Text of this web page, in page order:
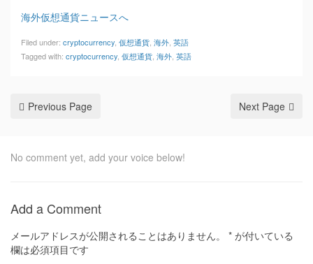
海外仮想通貨ニュースへ
Filed under: cryptocurrency 仮想通貨 海外 英語
Tagged with: cryptocurrency 仮想通貨 海外 英語
Previous Page Next Page
No comment yet, add your voice below!
Add a Comment
メールアドレスが公開されることはありません。 * が付いている
欄は必須項目です